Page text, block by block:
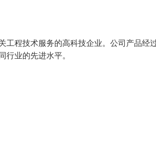
工程技术服务的高科技企业。公司产品经
同行业的先进水平。